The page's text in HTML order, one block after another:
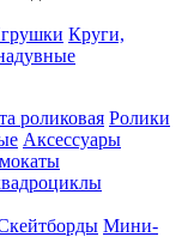
Круги,
роликовая Ролики
Аксессуары
Мини-